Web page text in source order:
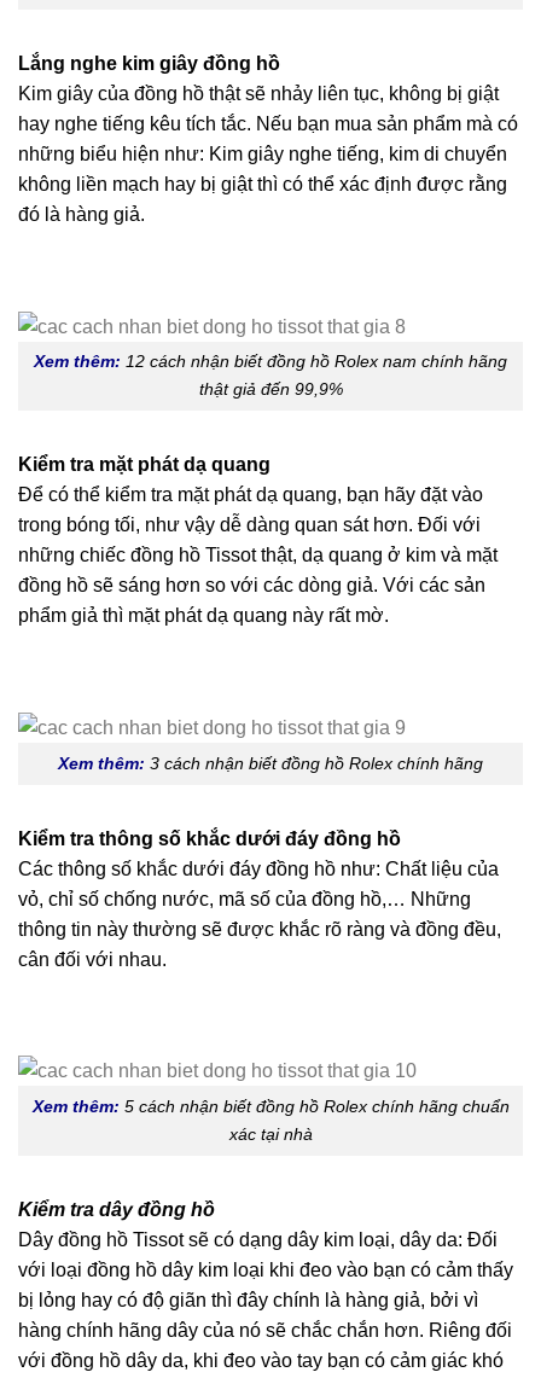
Lắng nghe kim giây đồng hồ
Kim giây của đồng hồ thật sẽ nhảy liên tục, không bị giật
hay nghe tiếng kêu tích tắc. Nếu bạn mua sản phẩm mà có
những biểu hiện như: Kim giây nghe tiếng, kim di chuyển
không liền mạch hay bị giật thì có thể xác định được rằng
đó là hàng giả.
Xem thêm: 12 cách nhận biết đồng hồ Rolex nam chính hãng
thật giả đến 99,9%
Kiểm tra mặt phát dạ quang
Để có thể kiểm tra mặt phát dạ quang, bạn hãy đặt vào
trong bóng tối, như vậy dễ dàng quan sát hơn. Đối với
những chiếc đồng hồ Tissot thật, dạ quang ở kim và mặt
đồng hồ sẽ sáng hơn so với các dòng giả. Với các sản
phẩm giả thì mặt phát dạ quang này rất mờ.
Xem thêm: 3 cách nhận biết đồng hồ Rolex chính hãng
Kiểm tra thông số khắc dưới đáy đồng hồ
Các thông số khắc dưới đáy đồng hồ như: Chất liệu của
vỏ, chỉ số chống nước, mã số của đồng hồ,… Những
thông tin này thường sẽ được khắc rõ ràng và đồng đều,
cân đối với nhau.
Xem thêm: 5 cách nhận biết đồng hồ Rolex chính hãng chuẩn
xác tại nhà
Kiểm tra dây đồng hồ
Dây đồng hồ Tissot sẽ có dạng dây kim loại, dây da: Đối
với loại đồng hồ dây kim loại khi đeo vào bạn có cảm thấy
bị lỏng hay có độ giãn thì đây chính là hàng giả, bởi vì
hàng chính hãng dây của nó sẽ chắc chắn hơn. Riêng đối
với đồng hồ dây da, khi đeo vào tay bạn có cảm giác khó